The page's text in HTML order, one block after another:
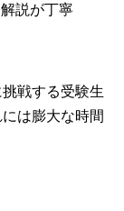
説が丁寧
戦する受験生
は膨大な時間